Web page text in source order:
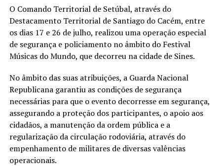
O Comando Territorial de Setúbal, através do
Destacamento Territorial de Santiago do Cacém, entre
os dias 17 e 26 de julho, realizou uma operação especial
de segurança e policiamento no âmbito do Festival
Músicas do Mundo, que decorreu na cidade de Sines.
No âmbito das suas atribuições, a Guarda Nacional
Republicana garantiu as condições de segurança
necessárias para que o evento decorresse em segurança,
assegurando a proteção dos participantes, o apoio aos
cidadãos, a manutenção da ordem pública e a
regularização da circulação rodoviária, através do
empenhamento de militares de diversas valências
operacionais.